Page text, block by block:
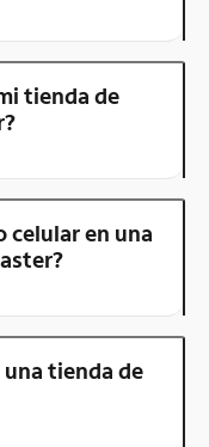
tienda de
celular en una
tienda de